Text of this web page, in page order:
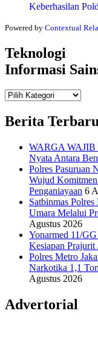
Keberhasilan
Powered by Contextual
Teknologi
Informasi
Teknologi
Berita
WARGA WAJIB
Nyata Antara
Polres Pasuruan
Wujud Komitmen
Penganiayaan 6
Satbinmas
Umara Melalui
Agustus 2026
Yonarmed 11/
Kesiapan
Polres Metro
Narkotika 1,1
Agustus 2026
Advertorial